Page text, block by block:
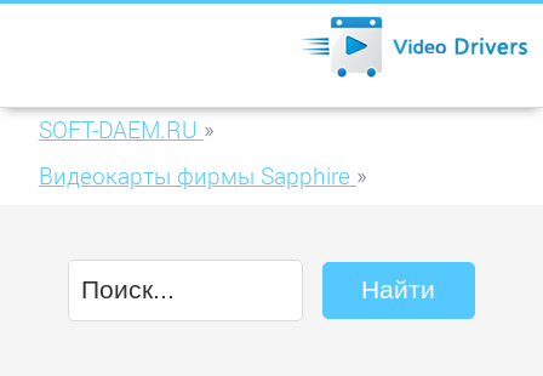
SOFT-DAEM.RU »
Видеокарты фирмы Sapphire »
00)